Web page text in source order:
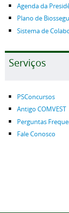
Agenda da
Plano de
Sistema de
Serviços
PSConcursos
Antigo COMVEST
Perguntas
Fale Conosco